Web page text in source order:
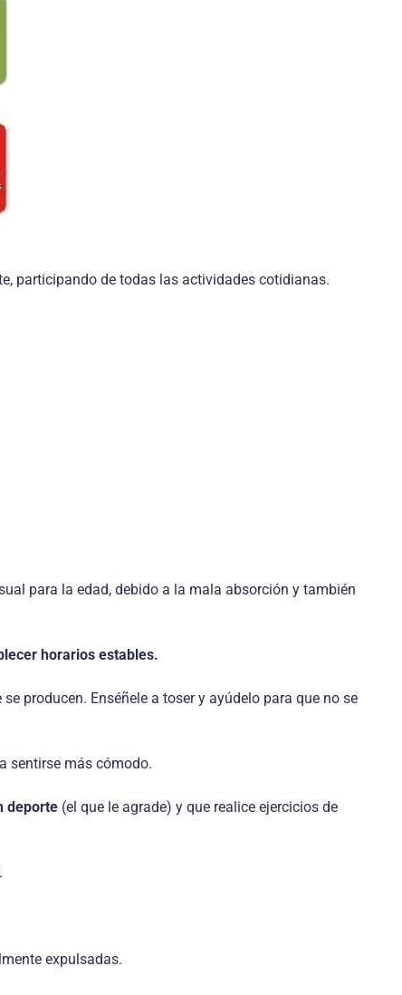
participando de todas las actividades cotidianas.
para la edad, debido a la mala absorción y también
horarios estables.
producen. Enséñele a toser y ayúdelo para que no se
sentirse más cómodo.
deporte (el que le agrade) y que realice ejercicios de
expulsadas.